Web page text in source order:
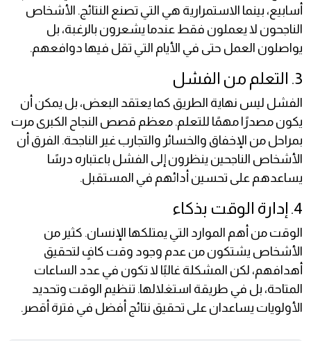
أسابيع، بينما الاستمرارية هي التي تصنع النتائج. الأشخاص
الناجحون لا يعملون فقط عندما يشعرون بالرغبة، بل
يواصلون العمل حتى في الأيام التي تقل فيها دوافعهم.
3. التعلم من الفشل
الفشل ليس نهاية الطريق كما يعتقد البعض، بل يمكن أن
يكون مصدرًا مهمًا للتعلم. معظم قصص النجاح الكبرى مرت
بمراحل من الإخفاق والخسائر والتجارب غير الناجحة. الفرق أن
الأشخاص الناجحين ينظرون إلى الفشل باعتباره درسًا
يساعدهم على تحسين أدائهم في المستقبل.
4. إدارة الوقت بذكاء
الوقت من أهم الموارد التي يمتلكها الإنسان. كثير من
الأشخاص يشتكون من عدم وجود وقت كافٍ لتحقيق
أهدافهم، لكن المشكلة غالبًا لا تكون في عدد الساعات
المتاحة، بل في طريقة استغلالها. تنظيم الوقت وتحديد
الأولويات يساعدان على تحقيق نتائج أفضل في فترة أقصر.